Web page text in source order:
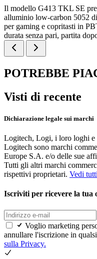
Il modello G413 TKL SE
alluminio low-carbon 5052
per gaming e copritasti in
durata senza pari, partita
POTREBBE
Visti di recente
Dichiarazione legale sui marchi
Logitech, Logi, i loro loghi
Logitech sono marchi
Europe S.A. e/o delle sue
Tutti gli altri marchi
rispettivi proprietari. Vedi
Iscriviti per ricevere la tua
Voglio marketing
annullare l'iscrizione in
sulla Privacy.